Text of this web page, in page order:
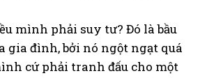
mình phải suy tư? Đó là bầu
gia đình, bởi nó ngột ngạt quá
cứ phải tranh đấu cho một